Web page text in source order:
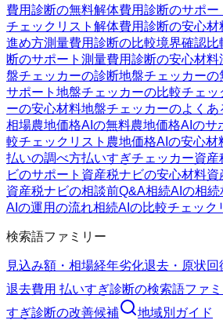
費用診断の無料解体費用診断のサポー
チェックリスト 解体費用診断の安心材
進め方測量費用診断の比較境界確認比
断のサポート 測量費用診断の安心材料
盤チェッカーの診断地盤チェッカーの
サポート 地盤チェッカーの比較チェッ
ーの安心材料地盤チェッカーのよくあ
相場農地価格AIの無料農地価格AIのサ
較チェックリスト 農地価格AIの安心材
払いの調べ方払いすぎチェッカー資産
ビのサポート 資産税ナビの安心材料資
資産税ナビの相談前Q&A相続AIの相続
AIの運用の流れ相続AIの比較チェック
検索語ファミリー
見込み額・相場経年劣化退去・原状回
退去費用 払いすぎ診断の検索語ファ
すぎ診断の改善候補 地域別ガイド